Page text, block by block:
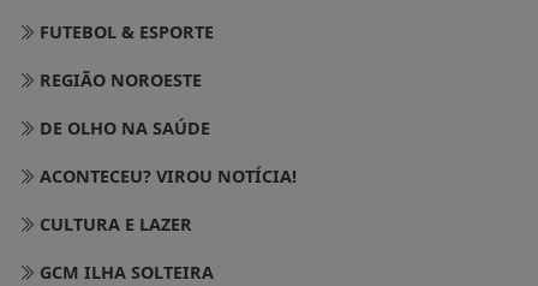
FUTEBOL & ESPORTE
REGIÃO NOROESTE
DE OLHO NA SAÚDE
ACONTECEU? VIROU NOTÍCIA!
CULTURA E LAZER
GCM ILHA SOLTEIRA